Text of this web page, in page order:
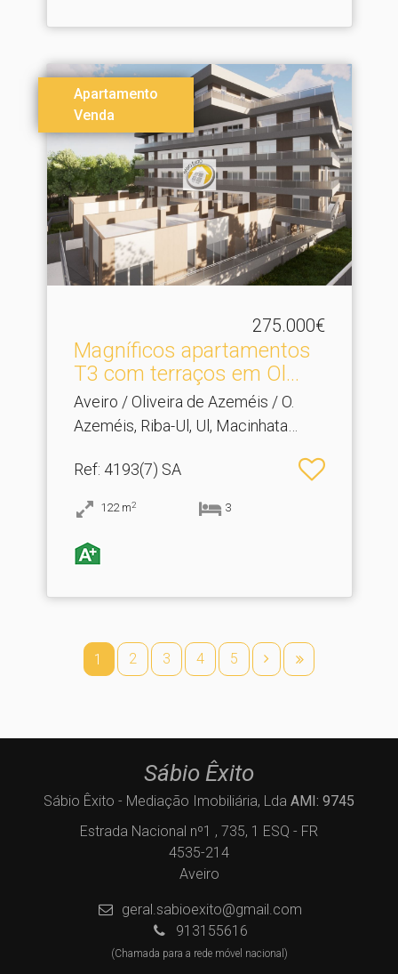
Apartamento
Venda
275.000€
Magníficos apartamentos
T3 com terraços em Ol.​..
Aveiro / Oliveira de Azeméis / O.
Azeméis, Riba-Ul, Ul, Macinhata
Ref: 4193(7) SA
122 m2 3
1 2 3 4 5
Sábio Êxito
Sábio Êxito - Mediação Imobiliária, Lda AMI: 9745
Estrada Nacional nº1 , 735, 1 ESQ - FR
4535-214
Aveiro
geral.sabioexito@gmail.com
913155616
(Chamada para a rede móvel nacional)